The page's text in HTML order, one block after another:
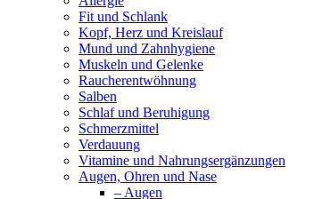
Fit und Schlank
Kopf, Herz und Kreislauf
Mund und Zahnhygiene
Muskeln und Gelenke
Raucherentwöhnung
Salben
Schlaf und Beruhigung
Schmerzmittel
Verdauung
Vitamine und Nahrungsergänzungen
Augen, Ohren und Nase
– Augen